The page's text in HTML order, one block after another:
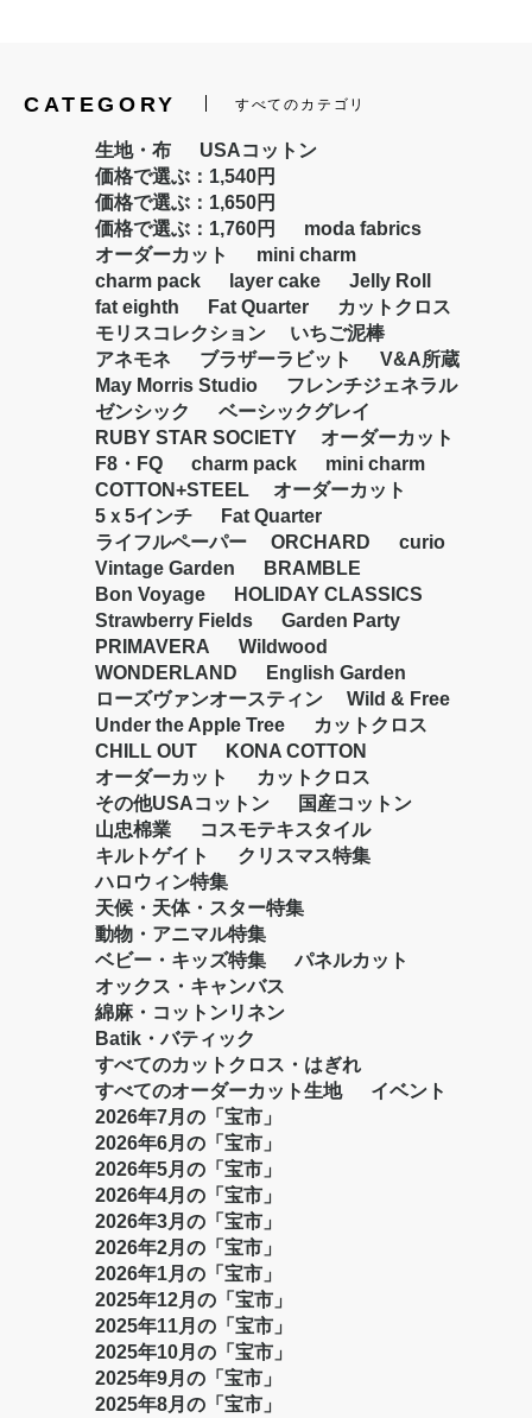
CATEGORY すべてのカテゴリ
生地・布
USAコットン
価格で選ぶ：1,540円
価格で選ぶ：1,650円
価格で選ぶ：1,760円
moda fabrics
オーダーカット
mini charm
charm pack
layer cake
Jelly Roll
fat eighth
Fat Quarter
カットクロス
モリスコレクション
いちご泥棒
アネモネ
ブラザーラビット
V&A所蔵
May Morris Studio
フレンチジェネラル
ゼンシック
ベーシックグレイ
RUBY STAR SOCIETY
オーダーカット
F8・FQ
charm pack
mini charm
COTTON+STEEL
オーダーカット
5ｘ5インチ
Fat Quarter
ライフルペーパー
ORCHARD
curio
Vintage Garden
BRAMBLE
Bon Voyage
HOLIDAY CLASSICS
Strawberry Fields
Garden Party
PRIMAVERA
Wildwood
WONDERLAND
English Garden
ローズヴァンオースティン
Wild & Free
Under the Apple Tree
カットクロス
CHILL OUT
KONA COTTON
オーダーカット
カットクロス
その他USAコットン
国産コットン
山忠棉業
コスモテキスタイル
キルトゲイト
クリスマス特集
ハロウィン特集
天候・天体・スター特集
動物・アニマル特集
ベビー・キッズ特集
パネルカット
オックス・キャンバス
綿麻・コットンリネン
Batik・バティック
すべてのカットクロス・はぎれ
すべてのオーダーカット生地
イベント
2026年7月の「宝市」
2026年6月の「宝市」
2026年5月の「宝市」
2026年4月の「宝市」
2026年3月の「宝市」
2026年2月の「宝市」
2026年1月の「宝市」
2025年12月の「宝市」
2025年11月の「宝市」
2025年10月の「宝市」
2025年9月の「宝市」
2025年8月の「宝市」